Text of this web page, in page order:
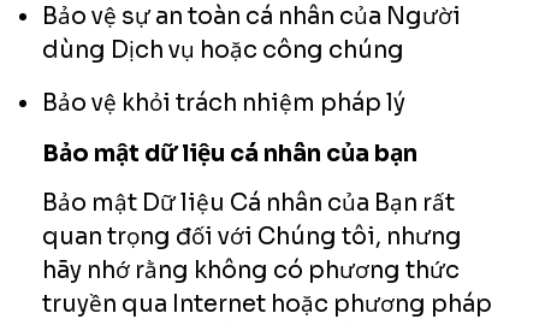
Bảo vệ sự an toàn cá nhân của Người
dùng Dịch vụ hoặc công chúng
Bảo vệ khỏi trách nhiệm pháp lý
Bảo mật dữ liệu cá nhân của bạn
Bảo mật Dữ liệu Cá nhân của Bạn rất
quan trọng đối với Chúng tôi, nhưng
hãy nhớ rằng không có phương thức
truyền qua Internet hoặc phương pháp